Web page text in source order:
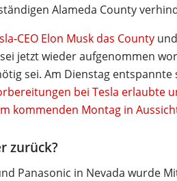
Alameda County
CEO Elon Musk das County
jetzt wieder aufgenommen
sei. Am Dienstag entspannte
bei Tesla erlaubte
kommenden Montag in
zurück?
Panasonic in Nevada wurde